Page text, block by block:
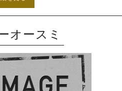
オースミ